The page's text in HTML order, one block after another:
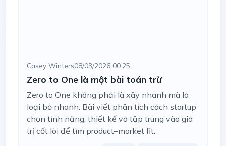
Casey Winters08/03/2026 00:25
Zero to One là một bài toán trừ
Zero to One không phải là xây nhanh mà là
loại bỏ nhanh. Bài viết phân tích cách startup
chọn tính năng, thiết kế và tập trung vào giá
trị cốt lõi để tìm product–market fit.